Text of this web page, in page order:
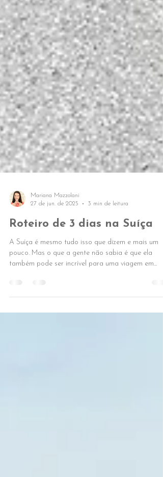
Mariana Mazzolani
27 de jun. de 2025
3 min de leitura
Roteiro de 3 dias na Suíça
A Suíça é mesmo tudo isso que dizem e mais um